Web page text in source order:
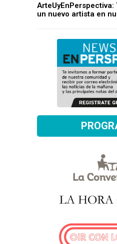
un nuevo artista en